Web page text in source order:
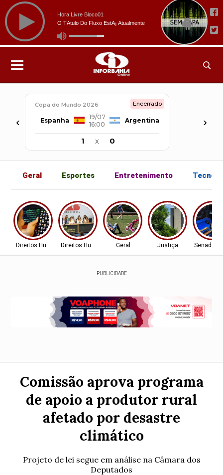
‹
Copa do Mundo 2026 Encerrado
Espanha
19/07
16:00
Argentina
1 x 0
›
Geral Esportes Entretenimento
Direitos HumanosDireitos Humanos Geral Justiça Senado
PUBLICIDADE
Comissão aprova programa
de apoio a produtor rural
afetado por desastre
climático
Projeto de lei segue em análise na Câmara dos
Deputados